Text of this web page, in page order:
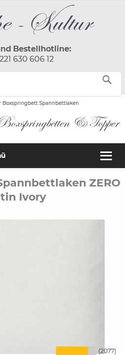
Bestellhotline:
630 606 12
Boxspringbett Spannbettlaken
ZERO
Ivory
(2077)